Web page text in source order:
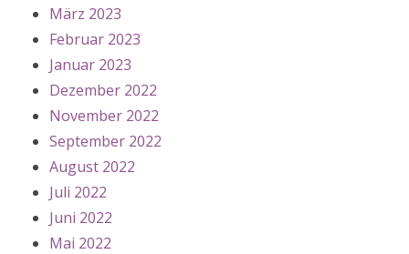
März 2023
Februar 2023
Januar 2023
Dezember 2022
November 2022
September 2022
August 2022
Juli 2022
Juni 2022
Mai 2022